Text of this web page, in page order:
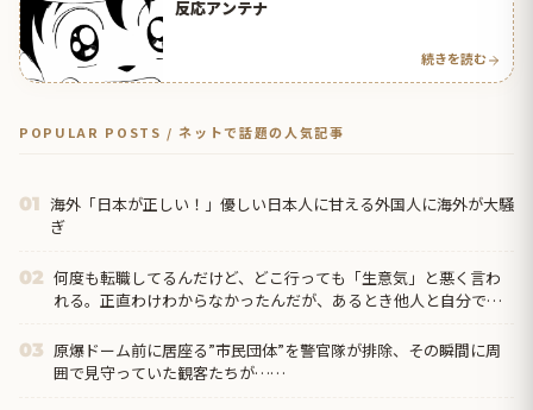
反応アンテナ
続きを読む
POPULAR POSTS / ネットで話題の人気記事
01 海外「日本が正しい！」優しい日本人に甘える外国人に海外が大騒
ぎ
02 何度も転職してるんだけど、どこ行っても「生意気」と悪く言わ
れる。正直わけわからなかったんだが、あるとき他人と自分では
03 原爆ドーム前に居座る”市民団体”を警官隊が排除、その瞬間に周
囲で見守っていた観客たちが……